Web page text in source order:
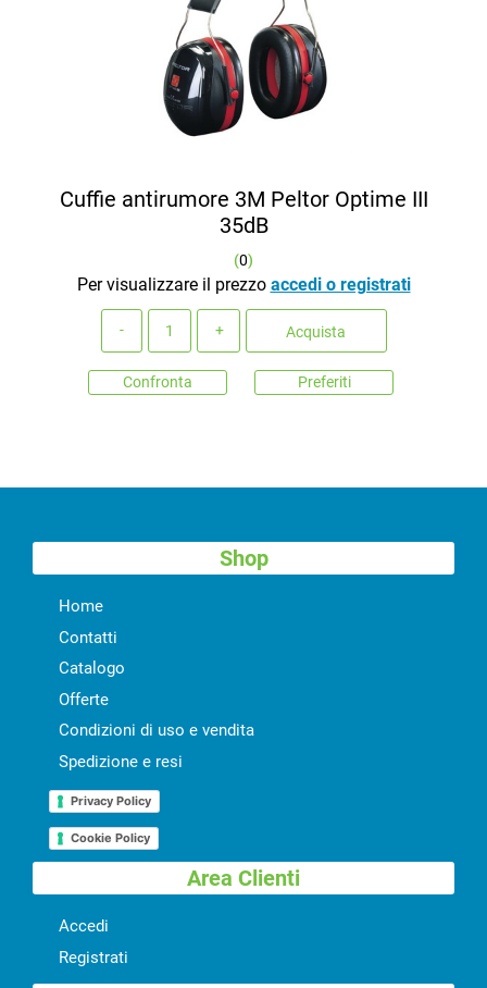
Cuffie antirumore 3M Peltor Optime III
35dB
(0)
Per visualizzare il prezzo accedi o registrati
Acquista
Confronta Preferiti
Shop
Home
Contatti
Catalogo
Offerte
Condizioni di uso e vendita
Spedizione e resi
Privacy Policy
Cookie Policy
Area Clienti
Accedi
Registrati